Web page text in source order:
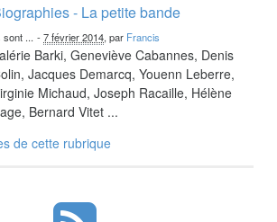
- La petite bande
sont ... -7 février 2014, par Francis
Barki, Geneviève Cabannes, Denis
Jacques Demarcq, Youenn Leberre,
Michaud, Joseph Racaille, Hélène
Bernard Vitet ...
de cette rubrique